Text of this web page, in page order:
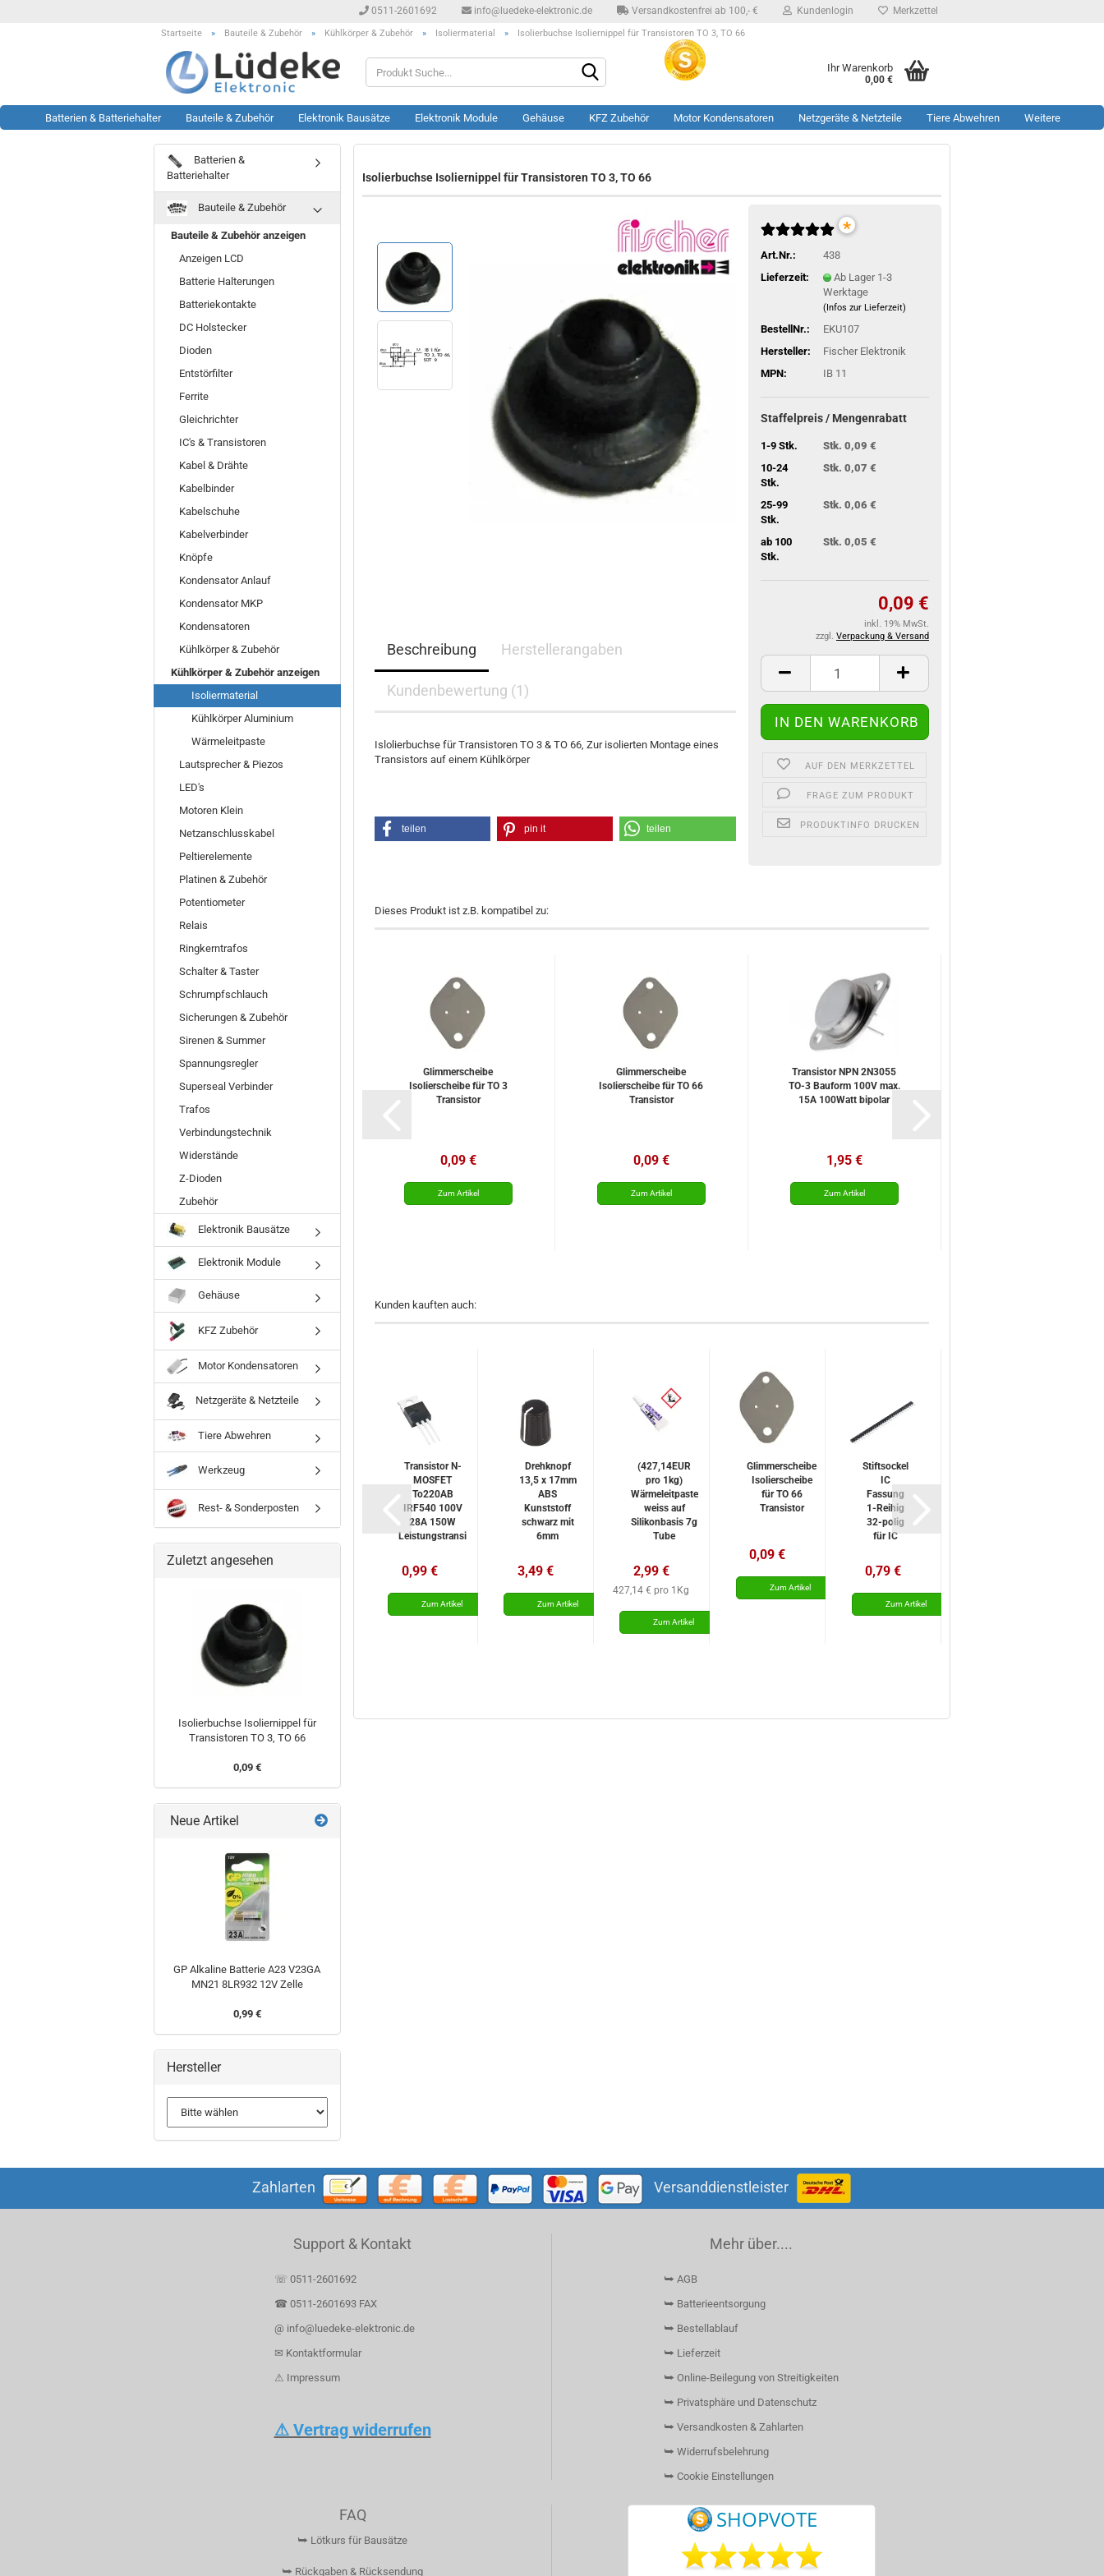
0511-2601692 info@luedeke-elektronic.de Versandkostenfrei ab 100,- € Kundenlogin Merkzettel
Startseite » Bauteile & Zubehör » Kühlkörper & Zubehör » Isoliermaterial » Isolierbuchse Isoliernippel für Transistoren TO 3, TO 66
Produkt
Ihr Warenkorb
0,00 €
Batterien & Batteriehalter Bauteile & Zubehör Elektronik Bausätze Elektronik Module Gehäuse KFZ Zubehör Motor Kondensatoren Netzgeräte & Netzteile Tiere Abwehren Weitere
Rest- & Sonderposten
Sonderposten Bausätze
Sonderposten Module
Sonderposten Sonstiges
Sonderposten Werkzeug
Isolierbuchse Isoliernippel für Transistoren TO 3, TO 66
*
Art.Nr.:
438
Lieferzeit:
Ab Lager 1-3
Werktage
(Infos zur Lieferzeit)
BestellNr.:
EKU107
Hersteller:
Fischer Elektronik
MPN:
IB 11
Staffelpreis / Mengenrabatt
1-9 Stk.
Stk. 0,09 €
10-24
Stk.
Stk. 0,07 €
25-99
Stk.
Stk. 0,06 €
ab 100
Stk.
Stk. 0,05 €
0,09 €
inkl. 19% MwSt.
zzgl. Verpackung & Versand
AUF DEN MERKZETTEL
FRAGE ZUM PRODUKT
PRODUKTINFO DRUCKEN
Beschreibung Herstellerangaben
Kundenbewertung (1)
Islolierbuchse für Transistoren TO 3 & TO 66, Zur isolierten Montage eines
Transistors auf einem Kühlkörper
teilen pin it teilen
Dieses Produkt ist z.B. kompatibel zu:
Glimmerscheibe
Isolierscheibe für TO 3
Transistor
0,09 €
Glimmerscheibe
Isolierscheibe für TO 66
Transistor
0,09 €
Transistor NPN 2N3055
TO-3 Bauform 100V max.
15A 100Watt bipolar
1,95 €
Kunden kauften auch:
Glimmerscheibe
Transistor
0,09 €
Glimmerscheibe
Transistor
Transistor N-
MOSFET
To220AB
IRF540 100V
28A 150W
Leistungstransi
0,99 €
Drehknopf
13,5 x 17mm
ABS
Kunststoff
schwarz mit
6mm
3,49 €
(427,14EUR
pro 1kg)
Wärmeleitpaste
weiss auf
Silikonbasis 7g
Tube
2,99 €
427,14 € pro 1Kg
Glimmerscheibe
Isolierscheibe
für TO 66
Transistor
0,09 €
Stiftsockel
IC
Fassung
1-Reihig
32-polig
für IC
usw
0,79 €
Batterien &
Batteriehalter
Bauteile & Zubehör
Bauteile & Zubehör anzeigen
Anzeigen LCD
Batterie Halterungen
Batteriekontakte
DC Holstecker
Dioden
Entstörfilter
Ferrite
Gleichrichter
IC's & Transistoren
Kabel & Drähte
Kabelbinder
Kabelschuhe
Kabelverbinder
Knöpfe
Kondensator Anlauf
Kondensator MKP
Kondensatoren
Kühlkörper & Zubehör
Kühlkörper & Zubehör anzeigen
Isoliermaterial
Kühlkörper Aluminium
Wärmeleitpaste
Lautsprecher & Piezos
LED's
Motoren Klein
Netzanschlusskabel
Peltierelemente
Platinen & Zubehör
Potentiometer
Relais
Ringkerntrafos
Schalter & Taster
Schrumpfschlauch
Sicherungen & Zubehör
Sirenen & Summer
Spannungsregler
Superseal Verbinder
Trafos
Verbindungstechnik
Widerstände
Z-Dioden
Zubehör
Elektronik Bausätze
Elektronik Module
Gehäuse
KFZ Zubehör
Motor Kondensatoren
Netzgeräte & Netzteile
Tiere Abwehren
Werkzeug
Rest- & Sonderposten
Zuletzt angesehen
Isolierbuchse Isoliernippel für
Transistoren TO 3, TO 66
0,09 €
Neue Artikel
GP Alkaline Batterie A23 V23GA
MN21 8LR932 12V Zelle
0,99 €
Hersteller
Zahlarten Versanddienstleister
Support & Kontakt
☏ 0511-2601692
☎ 0511-2601693 FAX
@ info@luedeke-elektronic.de
✉ Kontaktformular
⚠ Impressum
⚠ Vertrag widerrufen
Mehr über....
⮩ AGB
⮩ Batterieentsorgung
⮩ Bestellablauf
⮩ Lieferzeit
⮩ Online-Beilegung von Streitigkeiten
⮩ Privatsphäre und Datenschutz
⮩ Versandkosten & Zahlarten
⮩ Widerrufsbelehrung
⮩ Cookie Einstellungen
FAQ
⮩ Lötkurs für Bausätze
⮩ Rückgaben & Rücksendung